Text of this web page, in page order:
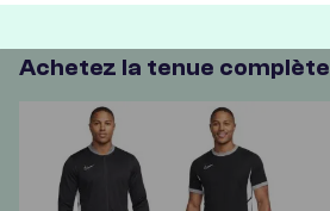
Achetez la tenue complète